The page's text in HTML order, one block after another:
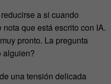
a si cuando
que está escrito con IA.
pronto. La pregunta
alguien?
una tensión delicada